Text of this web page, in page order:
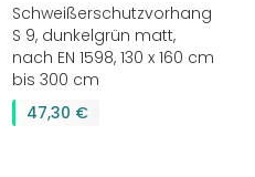
Schweißerschutzvorhang
S 9, dunkelgrün matt,
nach EN 1598, 130 x 160 cm
bis 300 cm
47,30 €